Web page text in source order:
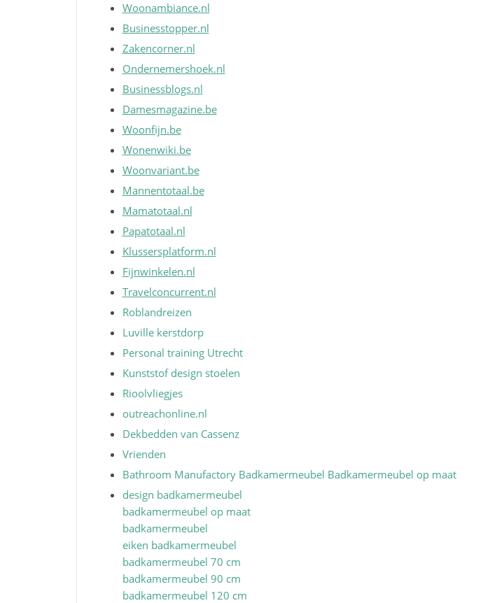
Woonambiance.nl
Businesstopper.nl
Zakencorner.nl
Ondernemershoek.nl
Businessblogs.nl
Damesmagazine.be
Woonfijn.be
Wonenwiki.be
Woonvariant.be
Mannentotaal.be
Mamatotaal.nl
Papatotaal.nl
Klussersplatform.nl
Fijnwinkelen.nl
Travelconcurrent.nl
Roblandreizen
Luville kerstdorp
Personal training Utrecht
Kunststof design stoelen
Rioolvliegjes
outreachonline.nl
Dekbedden van Cassenz
Vrienden
Bathroom Manufactory Badkamermeubel Badkamermeubel op maat
design badkamermeubel
badkamermeubel op maat
badkamermeubel
eiken badkamermeubel
badkamermeubel 70 cm
badkamermeubel 90 cm
badkamermeubel 120 cm